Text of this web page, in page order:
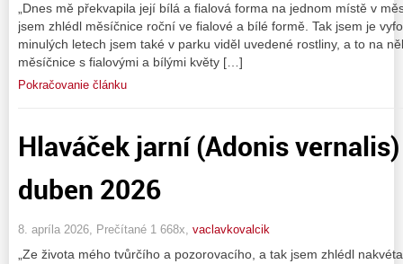
„Dnes mě překvapila její bílá a fialová forma na jednom místě v
jsem zhlédl měsíčnice roční ve fialové a bílé formě. Tak jsem je
minulých letech jsem také v parku viděl uvedené rostliny, a to na
měsíčnice s fialovými a bílými květy […]
Pokračovanie článku
Hlaváček jarní (Adonis
duben 2026
8. apríla 2026, Prečítané 1 668x, vaclavkovalcik
„Ze života mého tvůrčího a pozorovacího, a tak jsem zhlédl